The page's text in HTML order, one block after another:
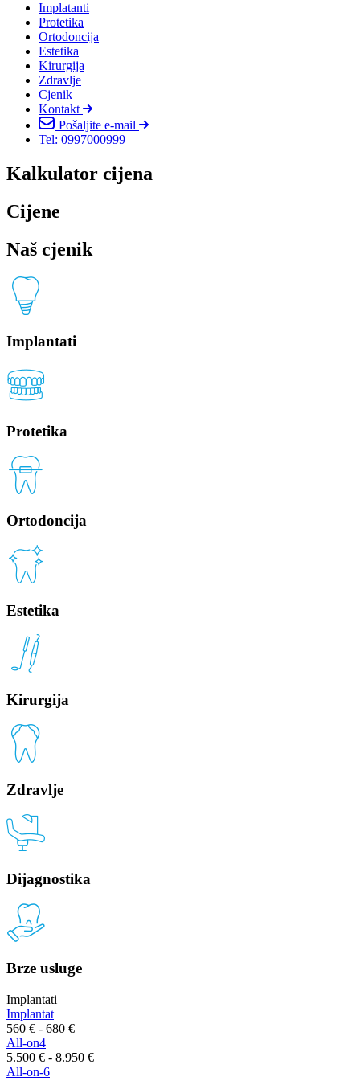
Implatanti
Protetika
Ortodoncija
Estetika
Kirurgija
Zdravlje
Cjenik
Kontakt
Pošaljite e-mail
Tel: 0997000999
Kalkulator cijena
Cijene
Naš cjenik
Implantati
Protetika
Ortodoncija
Estetika
Kirurgija
Zdravlje
Dijagnostika
Brze usluge
Implantati
Implantat
560 € - 680 €
All-on4
5.500 € - 8.950 €
All-on-6